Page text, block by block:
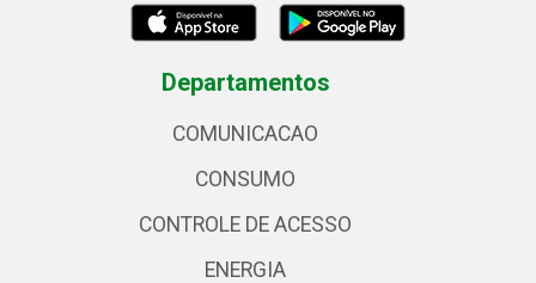
Departamentos
COMUNICACAO
CONSUMO
CONTROLE DE ACESSO
ENERGIA